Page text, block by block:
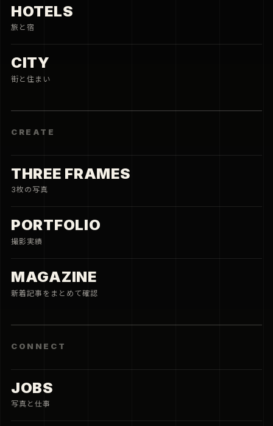
HOTELS
旅と宿
CITY
街と住まい
CREATE
THREE FRAMES
3枚の写真
PORTFOLIO
撮影実績
MAGAZINE
新着記事をまとめて確認
CONNECT
JOBS
写真と仕事